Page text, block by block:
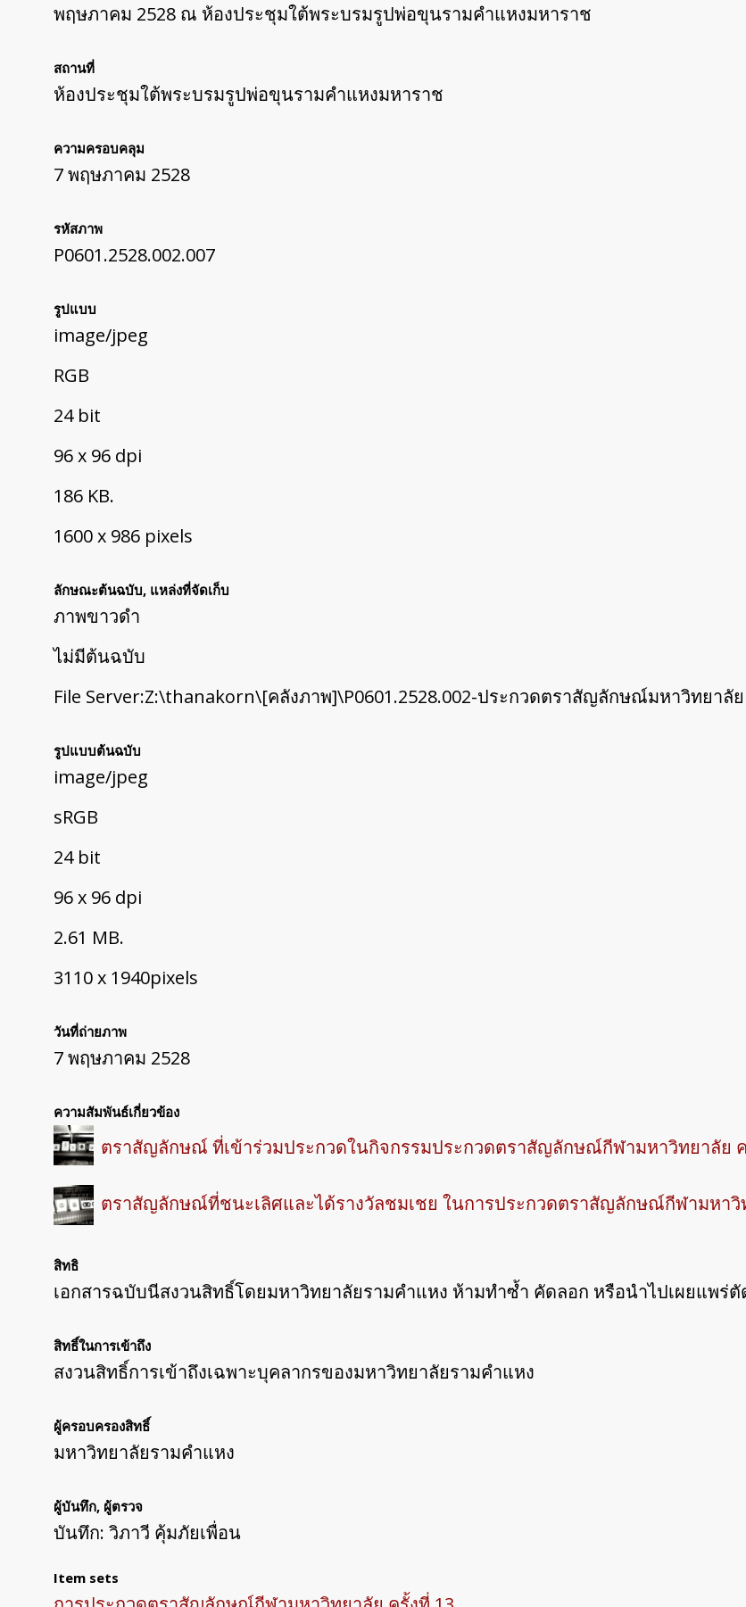
พฤษภาคม 2528 ณ ห้องประชุมใต้พระบรมรูปพ่อขุนรามคำแหงมหาราช
สถานที่
ห้องประชุมใต้พระบรมรูปพ่อขุนรามคำแหงมหาราช
ความครอบคลุม
7 พฤษภาคม 2528
รหัสภาพ
P0601.2528.002.007
รูปแบบ
image/jpeg
RGB
24 bit
96 x 96 dpi
186 KB.
1600 x 986 pixels
ลักษณะต้นฉบับ, แหล่งที่จัดเก็บ
ภาพขาวดำ
ไม่มีต้นฉบับ
File Server:Z:\thanakorn\[คลังภาพ]\P0601.2528.002-ประกวดตราสัญลักษณ์มหาวิทยาลัย
รูปแบบต้นฉบับ
image/jpeg
sRGB
24 bit
96 x 96 dpi
2.61 MB.
3110 x 1940pixels
วันที่ถ่ายภาพ
7 พฤษภาคม 2528
ความสัมพันธ์เกี่ยวข้อง
ตราสัญลักษณ์ ที่เข้าร่วมประกวดในกิจกรรมประกวดตราสัญลักษณ์กีฬามหาวิทยาลัย
ตราสัญลักษณ์ที่ชนะเลิศและได้รางวัลชมเชย ในการประกวดตราสัญลักษณ์กีฬามหาวิ
สิทธิ
เอกสารฉบับนีสงวนสิทธิ์โดยมหาวิทยาลัยรามคำแหง ห้ามทำซ้ำ คัดลอก หรือนำไปเผยแพ
สิทธิ์ในการเข้าถึง
สงวนสิทธิ์การเข้าถึงเฉพาะบุคลากรของมหาวิทยาลัยรามคำแหง
ผู้ครอบครองสิทธิ์
มหาวิทยาลัยรามคำแหง
ผู้บันทึก, ผู้ตรวจ
บันทึก: วิภาวี คุ้มภัยเพื่อน
Item sets